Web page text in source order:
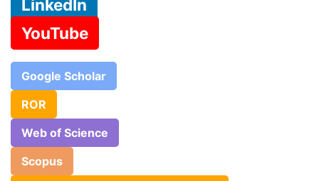
LinkedIn
YouTube
Google Scholar
ROR
Web of Science
Scopus